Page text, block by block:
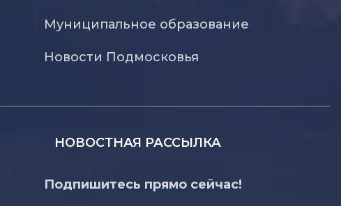
Муниципальное образование
Новости Подмосковья
НОВОСТНАЯ РАССЫЛКА
Подпишитесь прямо сейчас!